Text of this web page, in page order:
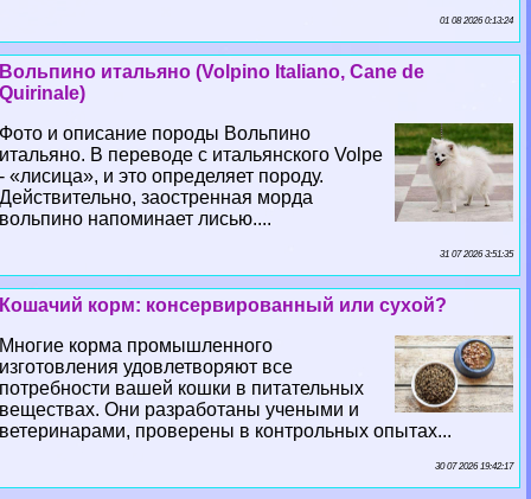
01 08 2026 0:13:24
Вольпино итальяно (Volpino Italiano, Cane de
Quirinale)
Фото и описание породы Вольпино
итальяно. В переводе с итальянского Volpe
- «лисица», и это определяет породу.
Действительно, заостренная морда
вольпино напоминает лисью....
31 07 2026 3:51:35
Кошачий корм: консервированный или сухой?
Многие корма промышленного
изготовления удовлетворяют все
потребности вашей кошки в питательных
веществах. Они разработаны учеными и
ветеринарами, проверены в контрольных опытах...
30 07 2026 19:42:17